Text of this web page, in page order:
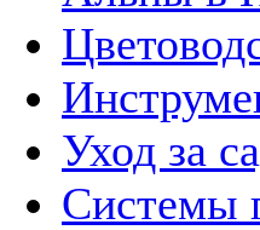
Уход за
Системы